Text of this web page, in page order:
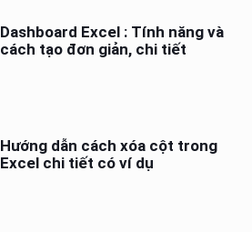
Dashboard Excel : Tính năng và
cách tạo đơn giản, chi tiết
Hướng dẫn cách xóa cột trong
Excel chi tiết có ví dụ